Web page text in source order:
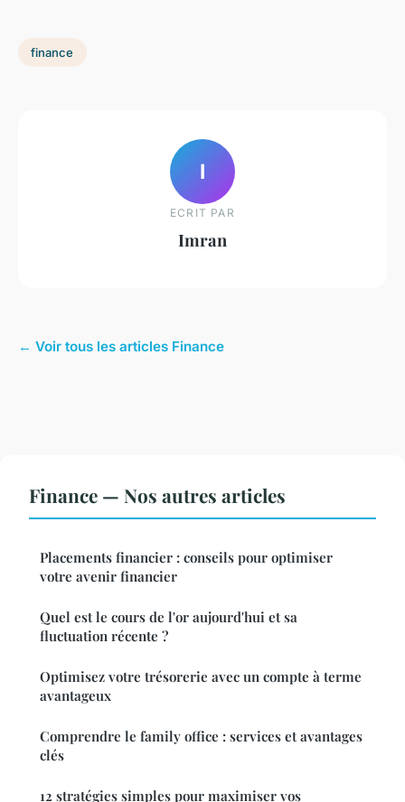
finance
I
ECRIT PAR
Imran
← Voir tous les articles Finance
Finance — Nos autres articles
Placements financier : conseils pour optimiser
votre avenir financier
Quel est le cours de l'or aujourd'hui et sa
fluctuation récente ?
Optimisez votre trésorerie avec un compte à terme
avantageux
Comprendre le family office : services et avantages
clés
12 stratégies simples pour maximiser vos